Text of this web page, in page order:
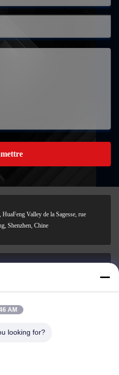
Valley de la Sagesse, rue
Shenzhen, Chine
AM
looking for?